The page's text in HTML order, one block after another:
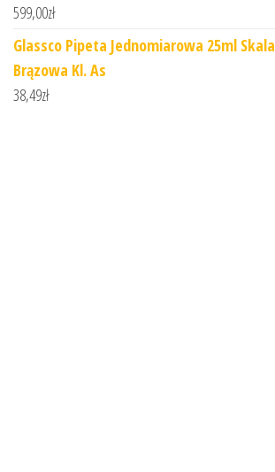
599,00zł
Glassco Pipeta Jednomiarowa 25ml Skala
Brązowa Kl. As
38,49zł